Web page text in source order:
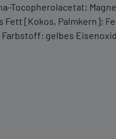
Tocopherolacetat;
Fett [Kokos, Palmkern];
gelbes Eisenoxid.